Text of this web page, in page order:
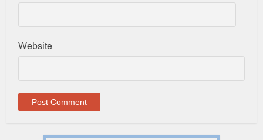
Website